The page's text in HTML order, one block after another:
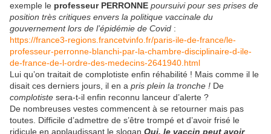
exemple le professeur PERRONNE poursuivi pour ses prises de
position très critiques envers la politique vaccinale du
gouvernement lors de l’épidémie de Covid :
https://france3-regions.francetvinfo.fr/paris-ile-de-france/le-
professeur-perronne-blanchi-par-la-chambre-disciplinaire-d-ile-
de-france-de-l-ordre-des-medecins-2641940.html
Lui qu’on traitait de complotiste enfin réhabilité ! Mais comme il le
disait ces derniers jours, il en a pris plein la tronche ! De
complotiste sera-t-il enfin reconnu lanceur d’alerte ?
De nombreuses vestes commencent à se retourner mais pas
toutes. Difficile d’admettre de s’être trompé et d’avoir frisé le
ridicule en applaudissant le slogan Oui, le vaccin peut avoir